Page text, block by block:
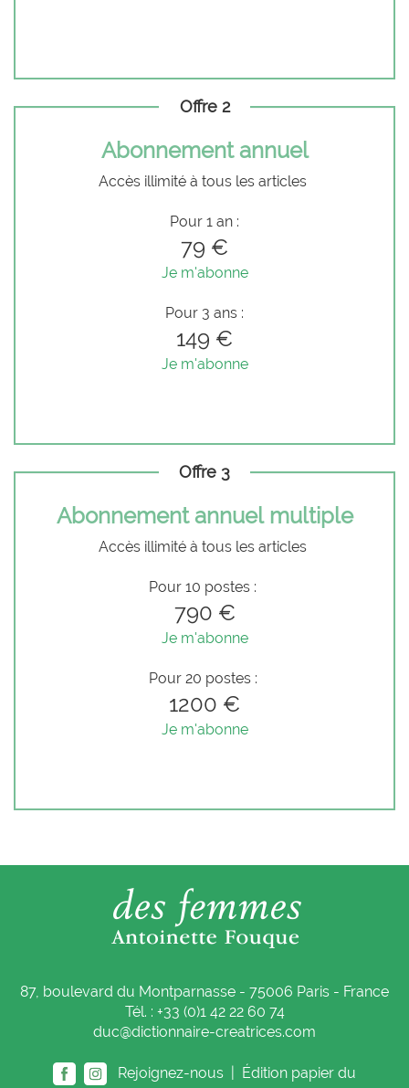
Offre 2
Abonnement annuel
Accès illimité à tous les articles
Pour 1 an :
79 €
Je m'abonne
Pour 3 ans :
149 €
Je m'abonne
Offre 3
Abonnement annuel multiple
Accès illimité à tous les articles
Pour 10 postes :
790 €
Je m'abonne
Pour 20 postes :
1200 €
Je m'abonne
87, boulevard du Montparnasse - 75006 Paris - France
Tél. : +33 (0)1 42 22 60 74
duc@dictionnaire-creatrices.com
Rejoignez-nous |
Édition papier du